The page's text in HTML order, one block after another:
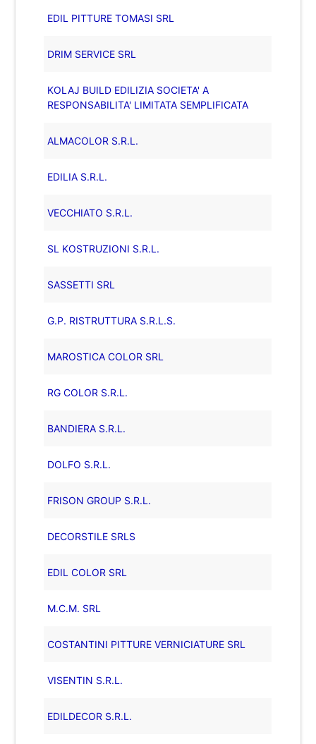
EDIL PITTURE TOMASI SRL
DRIM SERVICE SRL
KOLAJ BUILD EDILIZIA SOCIETA' A
RESPONSABILITA' LIMITATA SEMPLIFICATA
ALMACOLOR S.R.L.
EDILIA S.R.L.
VECCHIATO S.R.L.
SL KOSTRUZIONI S.R.L.
SASSETTI SRL
G.P. RISTRUTTURA S.R.L.S.
MAROSTICA COLOR SRL
RG COLOR S.R.L.
BANDIERA S.R.L.
DOLFO S.R.L.
FRISON GROUP S.R.L.
DECORSTILE SRLS
EDIL COLOR SRL
M.C.M. SRL
COSTANTINI PITTURE VERNICIATURE SRL
VISENTIN S.R.L.
EDILDECOR S.R.L.